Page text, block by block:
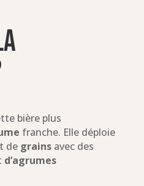
bière plus
franche. Elle déploie
de grainsavec des
d’agrumes